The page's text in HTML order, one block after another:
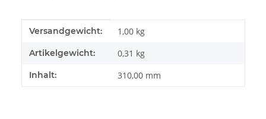
Produkteigenschaft
Wert
Versandgewicht: 1,00 kg
Artikelgewicht: 0,31 kg
Inhalt: 310,00 mm